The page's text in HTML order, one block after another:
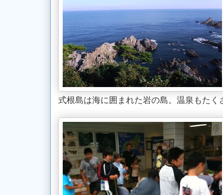
式根島は海に囲まれた岩の島。温泉もたく